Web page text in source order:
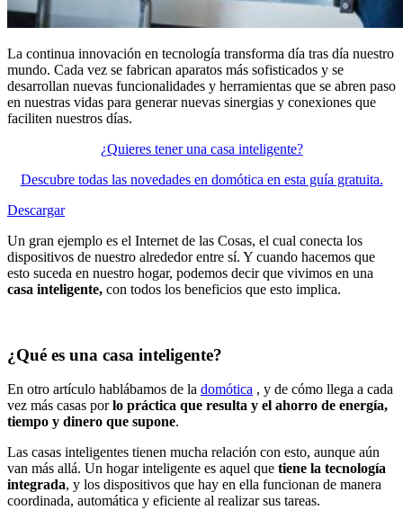
La continua innovación en tecnología transforma día tras día nuestro
mundo. Cada vez se fabrican aparatos más sofisticados y se
desarrollan nuevas funcionalidades y herramientas que se abren paso
en nuestras vidas para generar nuevas sinergias y conexiones que
faciliten nuestros días.
¿Quieres tener una casa inteligente?
Descubre todas las novedades en domótica en esta guía gratuita.
Descargar
Un gran ejemplo es el Internet de las Cosas, el cual conecta los
dispositivos de nuestro alrededor entre sí. Y cuando hacemos que
esto suceda en nuestro hogar, podemos decir que vivimos en una
casa inteligente, con todos los beneficios que esto implica.
¿Qué es una casa inteligente?
En otro artículo hablábamos de la domótica , y de cómo llega a cada
vez más casas porlo práctica que resulta y el ahorro de energía,
tiempo y dinero que supone.
Las casas inteligentes tienen mucha relación con esto, aunque aún
van más allá. Un hogar inteligente es aquel que tiene la tecnología
integrada, y los dispositivos que hay en ella funcionan de manera
coordinada, automática y eficiente al realizar sus tareas.